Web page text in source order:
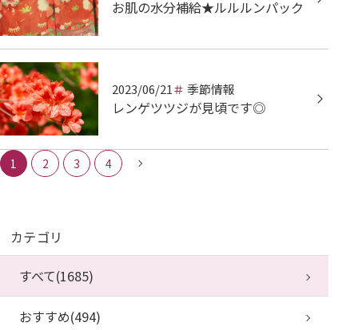
お肌の水分補給★ルルルンパック
2023/06/21 季節情報
レンゲツツジが見頃です◎
1 2 3 4
カテゴリ
すべて(1685)
おすすめ(494)